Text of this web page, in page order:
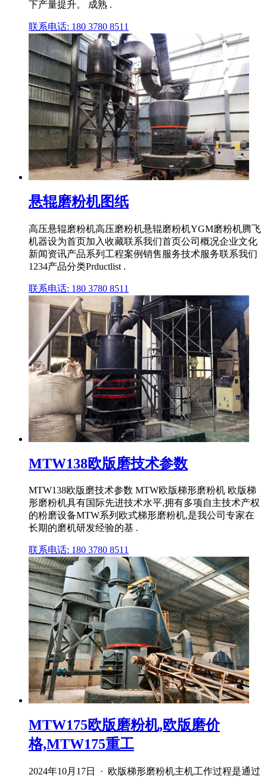
下产量提升。 成熟 .
联系电话: 180 3780 8511
悬辊磨粉机图纸
高压悬辊磨粉机高压磨粉机悬辊磨粉机YGM磨粉机腾飞
机器设为首页加入收藏联系我们首页公司概况企业文化
新闻资讯产品系列工程案例销售服务技术服务联系我们
1234产品分类Prductlist .
联系电话: 180 3780 8511
MTW138欧版磨技术参数
MTW138欧版磨技术参数 MTW欧版梯形磨粉机 欧版梯
形磨粉机具有国际先进技术水平,拥有多项自主技术产权
的粉磨设备MTW系列欧式梯形磨粉机,是我公司专家在
长期的磨机研发经验的基 .
联系电话: 180 3780 8511
MTW175欧版磨粉机,欧版磨价
格,MTW175重工
2024年10月17日 · 欧版梯形磨粉机主机工作过程是通过